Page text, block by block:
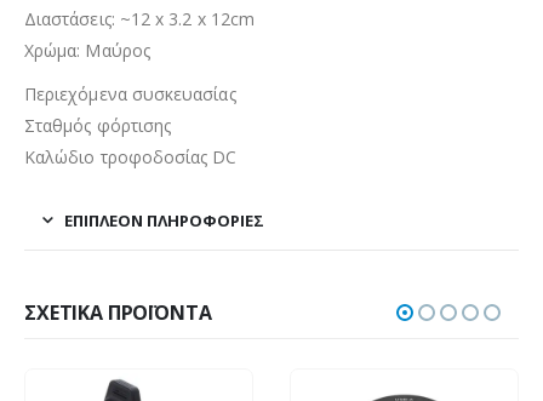
Διαστάσεις: ~12 x 3.2 x 12cm
Χρώμα: Μαύρος
Περιεχόμενα συσκευασίας
Σταθμός φόρτισης
Καλώδιο τροφοδοσίας DC
ΕΠΙΠΛΈΟΝ ΠΛΗΡΟΦΟΡΊΕΣ
ΣΧΕΤΙΚΆ ΠΡΟΪΌΝΤΑ